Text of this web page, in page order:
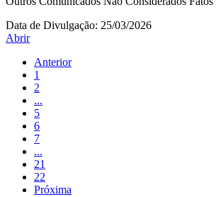
Data de Divulgação: 25/03/2026
Abrir
Anterior
1
2
...
5
6
7
...
21
22
Próxima